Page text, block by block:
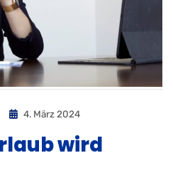
4. März 2024
wird